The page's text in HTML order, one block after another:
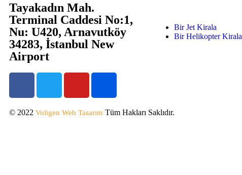
Tayakadın Mah.
Terminal Caddesi No:1,
Nu: U420, Arnavutköy
34283, İstanbul New
Airport
Bir Jet Kirala
Bir Helikopter Kirala
© 2022 Voligen Web Tasarım Tüm Hakları Saklıdır.